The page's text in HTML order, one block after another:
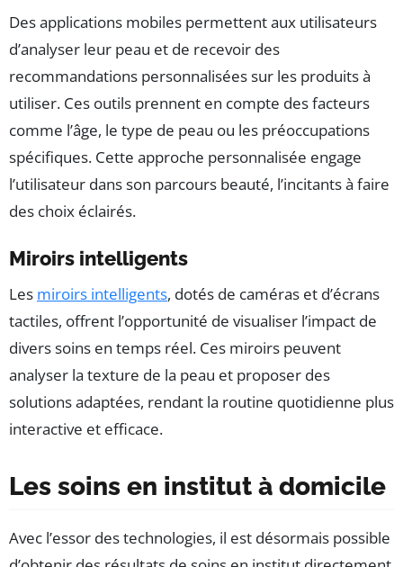
Des applications mobiles permettent aux utilisateurs
d’analyser leur peau et de recevoir des
recommandations personnalisées sur les produits à
utiliser. Ces outils prennent en compte des facteurs
comme l’âge, le type de peau ou les préoccupations
spécifiques. Cette approche personnalisée engage
l’utilisateur dans son parcours beauté, l’incitants à faire
des choix éclairés.
Miroirs intelligents
Les miroirs intelligents, dotés de caméras et d’écrans
tactiles, offrent l’opportunité de visualiser l’impact de
divers soins en temps réel. Ces miroirs peuvent
analyser la texture de la peau et proposer des
solutions adaptées, rendant la routine quotidienne plus
interactive et efficace.
Les soins en institut à domicile
Avec l’essor des technologies, il est désormais possible